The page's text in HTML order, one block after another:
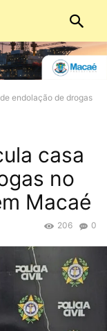
endolação de drogas
casa
no
Macaé
0
206